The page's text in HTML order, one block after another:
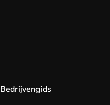
Bedrijvengids